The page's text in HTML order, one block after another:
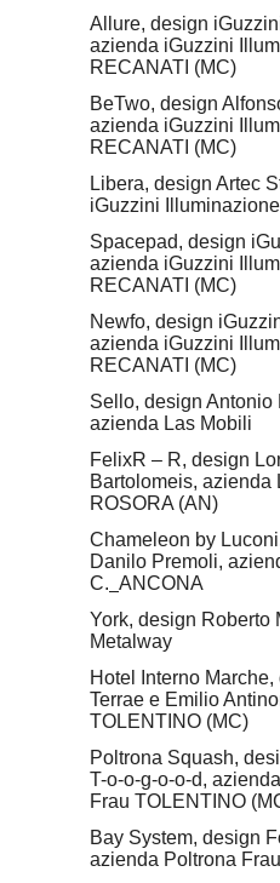
Allure, design
azienda iGuzzini
RECANATI (MC)
BeTwo, design
azienda iGuzzini
RECANATI (MC)
Libera, design Artec
iGuzzini
Spacepad, design
azienda iGuzzini
RECANATI (MC)
Newfo, design
azienda iGuzzini
RECANATI (MC)
Sello, design Antonio
azienda Las Mobili
FelixR – R, design
Bartolomeis, azienda
ROSORA (AN)
Chameleon by
Danilo Premoli,
C. ANCONA
York, design Roberto
Metalway
Hotel Interno
Terrae e Emilio
TOLENTINO (MC)
Poltrona Squash,
T-o-o-g-o-o-d,
Frau TOLENTINO
Bay System, design
azienda Poltrona